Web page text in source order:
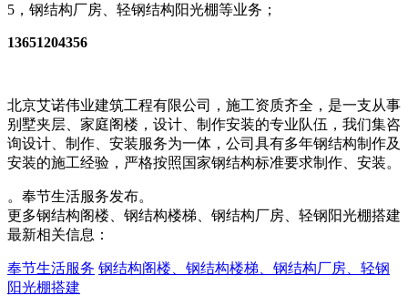
5，钢结构厂房、轻钢结构阳光棚等业务；
13651204356
北京艾诺伟业建筑工程有限公司，施工资质齐全，是一支从事
别墅夹层、家庭阁楼，设计、制作安装的专业队伍，我们集咨
询设计、制作、安装服务为一体，公司具有多年钢结构制作及
安装的施工经验，严格按照国家钢结构标准要求制作、安装。
。奉节生活服务发布。
更多钢结构阁楼、钢结构楼梯、钢结构厂房、轻钢阳光棚搭建
最新相关信息：
奉节生活服务 钢结构阁楼、钢结构楼梯、钢结构厂房、轻钢
阳光棚搭建